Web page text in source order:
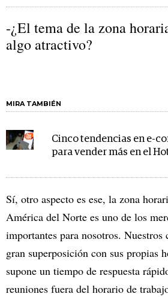
-¿El tema de la zona
algo atractivo?
MIRA TAMBIÉN
Cinco tendencias en e-
para vender más en el
Sí, otro aspecto es ese, la zona
América del Norte es uno de los
importantes para nosotros.
gran superposición con sus propias
supone un tiempo de respuesta
reuniones fuera del horario de